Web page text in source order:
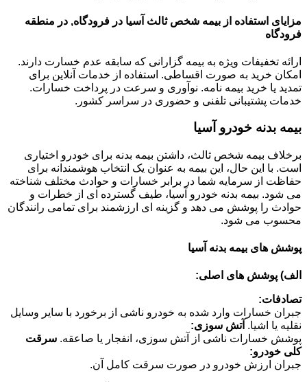
مزایای استفاده از بیمه شخص ثالث آسیا در فرودگاه, در منطقه
فرودگاه
ارائه تخفیفات ویژه به بیمه گزارانی که سابقه عدم خسارت دارند.
امکان خرید به صورت اقساطی. استفاده از خدمات آنلاین برای
تمدید یا خرید بیمه نامه. نوآوری و سرعت در پرداخت خسارات.
خدمات پشتیبانی تلفنی و حضوری در سراسر کشور.
بیمه بدنه خودرو آسیا
برخلاف بیمه شخص ثالث، داشتن بیمه بدنه برای خودرو اختیاری
است. با این حال، این بیمه به عنوان یک انتخاب هوشمندانه برای
حفاظت از سرمایه شما در برابر خسارات و حوادث مختلف شناخته
می شود. بیمه بدنه خودرو آسیا، طیف گسترده ای از خطرات و
حوادث را پوشش می دهد و گزینه ای ارزشمند برای تمامی رانندگان
محسوب می شود.
پوشش های بیمه بدنه آسیا
الف) پوشش های اصلی:
تصادفات:
جبران خسارات وارد شده به خودرو ناشی از برخورد با سایر وسایل
نقلیه یا اشیا. آتش سوزی:
پوشش خسارات ناشی از آتش سوزی، انفجار یا صاعقه. سرقت
کلی خودرو:
جبران ارزش خودرو در صورت سرقت کامل آن.